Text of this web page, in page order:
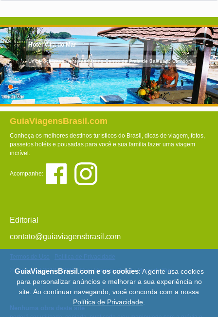
Hotel Villa do Mar
Único localizado frente ao Mar no Centro da Praia de Balneário Camboriú
GuiaViagensBrasil.com
Conheça os melhores destinos turísticos do Brasil, dicas de viagem, fotos,
passeios hotéis e pousadas para você e sua família fazer uma viagem
incrível.
Acompanhe:
Editorial
contato@guiaviagensbrasil.com
Termos de Uso
Política de Privacidade
© Copyright 2013 - 2026 - Guia Viagens Brasil -Mapa do Site
Nenhuma obra deste site
GuiaViagensBrasil.com e os cookies: A gente usa cookies
para personalizar anúncios e melhorar a sua experiência no
site. Ao continuar navegando, você concorda com a nossa
Política de Privacidade